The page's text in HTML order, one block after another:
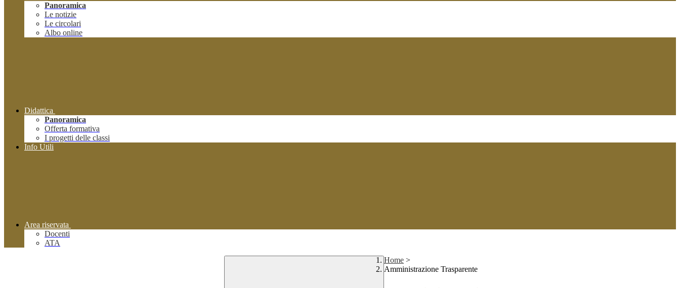
Panoramica
Le notizie
Le circolari
Albo online
Didattica
Panoramica
Offerta formativa
I progetti delle classi
Info Utili
Area riservata
Docenti
ATA
Home >
Amministrazione Trasparente